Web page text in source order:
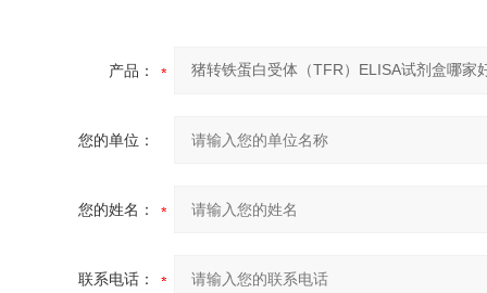
产品：
您的单位：
您的姓名：
联系电话：